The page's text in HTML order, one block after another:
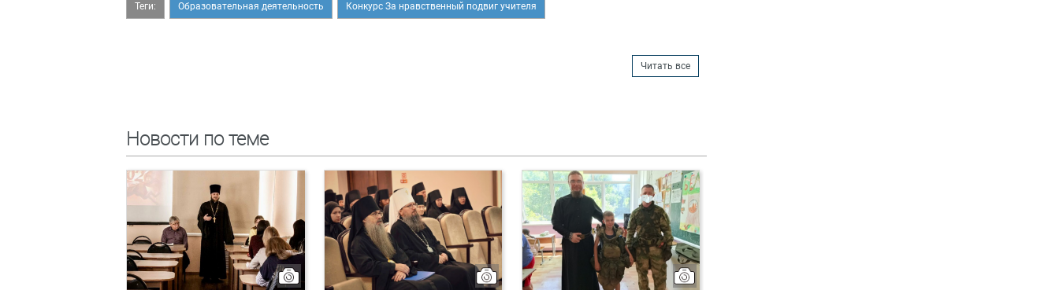
Теги: Образовательная деятельность Конкурс За нравственный подвиг учителя
Читать все
Новости по теме